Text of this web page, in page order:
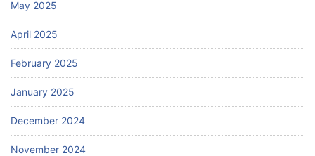
May 2025
April 2025
February 2025
January 2025
December 2024
November 2024